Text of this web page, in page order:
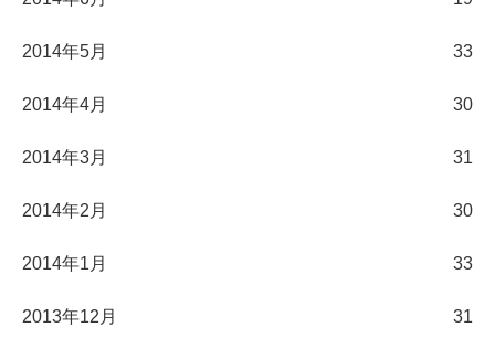
2014年5月 33
2014年4月 30
2014年3月 31
2014年2月 30
2014年1月 33
2013年12月 31